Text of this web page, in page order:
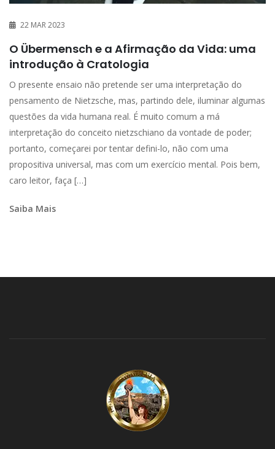
22 MAR 2023
O Übermensch e a Afirmação da Vida: uma
introdução à Cratologia
O presente ensaio não pretende ser uma interpretação do
pensamento de Nietzsche, mas, partindo dele, iluminar algumas
questões da vida humana real. É muito comum a má
interpretação do conceito nietzschiano da vontade de poder;
portanto, começarei por tentar defini-lo, não com uma
propositiva universal, mas com um exercício mental. Pois bem,
caro leitor, faça […]
Saiba Mais